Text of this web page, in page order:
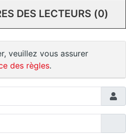
DES LECTEURS (0)
veuillez vous assurer
des règles.